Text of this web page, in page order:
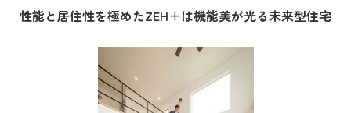
性能と居住性を極めたZEH＋は機能美が光る未来型住宅